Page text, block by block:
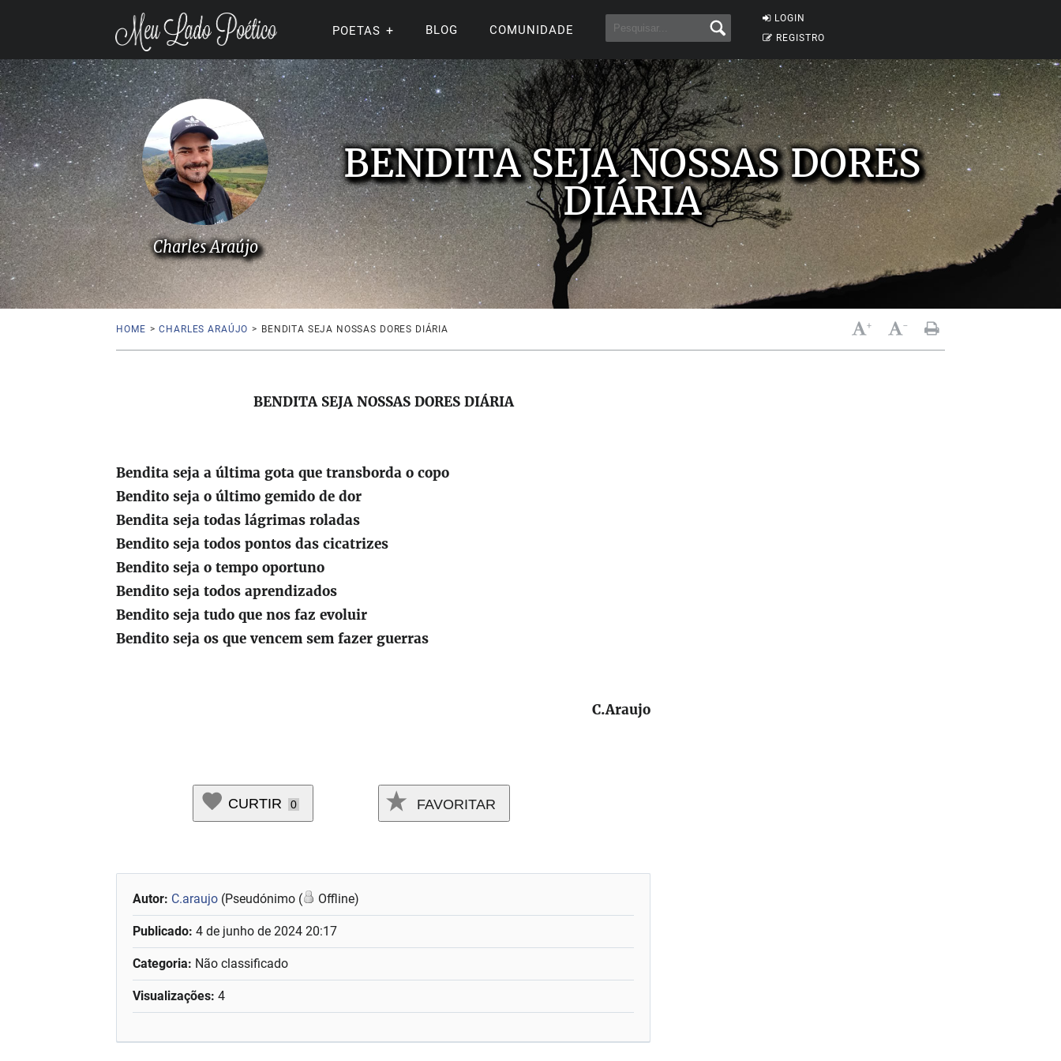
LOGIN
REGISTRO
POETAS BLOG COMUNIDADE
BENDITA SEJA NOSSAS DORES
DIÁRIA
Charles Araújo
HOME > CHARLES ARAÚJO > BENDITA SEJA NOSSAS DORES DIÁRIA + -
BENDITA SEJA NOSSAS DORES DIÁRIA
Bendita seja a última gota que transborda o copo
Bendito seja o último gemido de dor
Bendita seja todas lágrimas roladas
Bendito seja todos pontos das cicatrizes
Bendito seja o tempo oportuno
Bendito seja todos aprendizados
Bendito seja tudo que nos faz evoluir
Bendito seja os que vencem sem fazer guerras
C.Araujo
CURTIR 0 FAVORITAR
Autor: C.araujo (Pseudónimo ( Offline)
Publicado:4 de junho de 2024 20:17
Categoria: Não classificado
Visualizações: 4